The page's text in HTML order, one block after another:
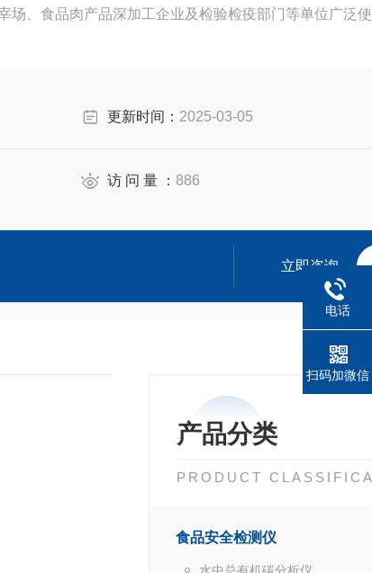
场、食品肉产品深加工企业及检验检疫部门等单位广泛
更新时间： 2025-03-05
访 问 量 ：886
立即咨询
产品分类
PRODUCT
食品安全检测仪
电话
扫码加微信